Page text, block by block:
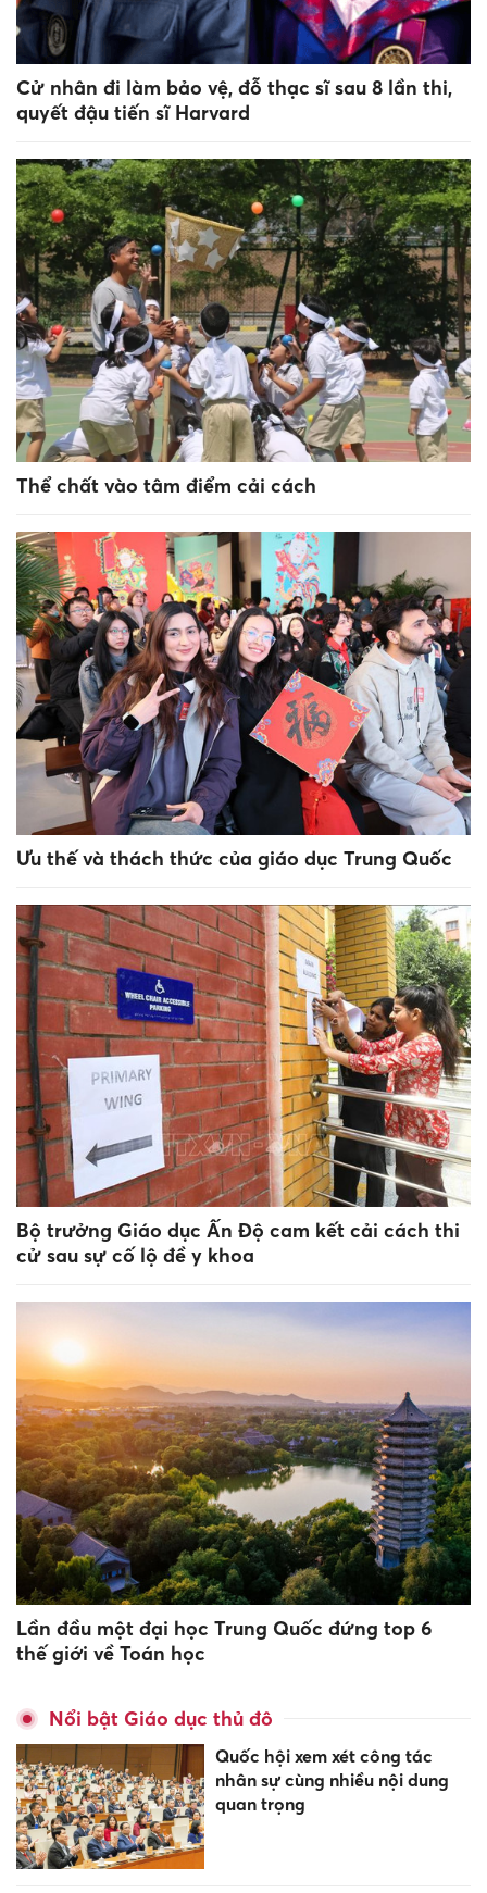
Cử nhân đi làm bảo vệ, đỗ thạc sĩ sau 8 lần thi,
quyết đậu tiến sĩ Harvard
Thể chất vào tâm điểm cải cách
Ưu thế và thách thức của giáo dục Trung Quốc
Bộ trưởng Giáo dục Ấn Độ cam kết cải cách thi
cử sau sự cố lộ đề y khoa
Lần đầu một đại học Trung Quốc đứng top 6
thế giới về Toán học
Nổi bật Giáo dục thủ đô
Quốc hội xem xét công tác
nhân sự cùng nhiều nội dung
quan trọng